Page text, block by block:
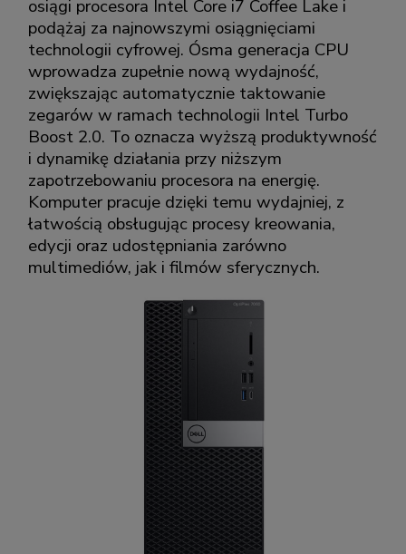
osiągi procesora Intel Core i7 Coffee Lake i
podążaj za najnowszymi osiągnięciami
technologii cyfrowej. Ósma generacja CPU
wprowadza zupełnie nową wydajność,
zwiększając automatycznie taktowanie
zegarów w ramach technologii Intel Turbo
Boost 2.0. To oznacza wyższą produktywność
i dynamikę działania przy niższym
zapotrzebowaniu procesora na energię.
Komputer pracuje dzięki temu wydajniej, z
łatwością obsługując procesy kreowania,
edycji oraz udostępniania zarówno
multimediów, jak i filmów sferycznych.